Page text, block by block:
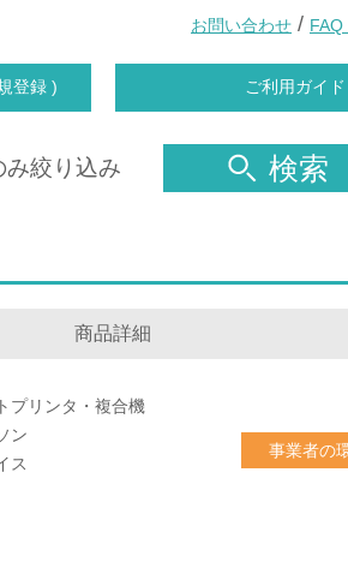
お問い合わせ /
登録 ) ご利用ガイド
み絞り込み 検索
商品詳細
プリンタ・複合機
ン
ス
事業者の